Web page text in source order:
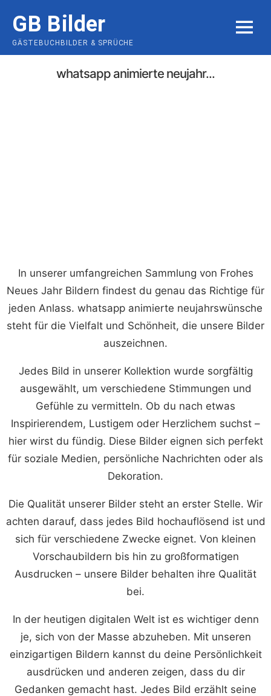
content
GB Bilder
GÄSTEBUCHBILDER & SPRÜCHE
MENU
whatsapp animierte neujahr...
In unserer umfangreichen Sammlung von Frohes
Neues Jahr Bildern findest du genau das Richtige für
jeden Anlass. whatsapp animierte neujahrswünsche
steht für die Vielfalt und Schönheit, die unsere Bilder
auszeichnen.
Jedes Bild in unserer Kollektion wurde sorgfältig
ausgewählt, um verschiedene Stimmungen und
Gefühle zu vermitteln. Ob du nach etwas
Inspirierendem, Lustigem oder Herzlichem suchst –
hier wirst du fündig. Diese Bilder eignen sich perfekt
für soziale Medien, persönliche Nachrichten oder als
Dekoration.
Die Qualität unserer Bilder steht an erster Stelle. Wir
achten darauf, dass jedes Bild hochauflösend ist und
sich für verschiedene Zwecke eignet. Von kleinen
Vorschaubildern bis hin zu großformatigen
Ausdrucken – unsere Bilder behalten ihre Qualität
bei.
In der heutigen digitalen Welt ist es wichtiger denn
je, sich von der Masse abzuheben. Mit unseren
einzigartigen Bildern kannst du deine Persönlichkeit
ausdrücken und anderen zeigen, dass du dir
Gedanken gemacht hast. Jedes Bild erzählt seine